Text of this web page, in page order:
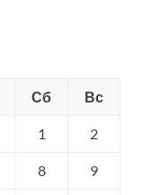
Сб Вс
1 2
8 9